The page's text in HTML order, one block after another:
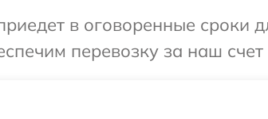
в оговоренные сроки
перевозку за наш